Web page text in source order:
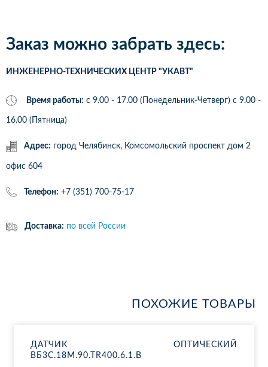
Заказ можно забрать здесь:
ИНЖЕНЕРНО-ТЕХНИЧЕСКИХ ЦЕНТР "УКАВТ"
Время работы: с 9.00 - 17.00 (Понедельник-Четверг) c 9.00 -
16.00 (Пятница)
Адрес: город Челябинск, Комсомольский проспект дом 2
офис 604
Телефон: +7 (351) 700-75-17
Доставка: по всей России
ПОХОЖИЕ ТОВАРЫ
ДАТ­ЧИК ОП­ТИ­ЧЕ­СКИЙ
ВБ3С.18М.90.ТR400.6.1.B